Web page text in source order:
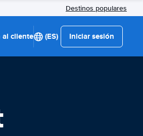
Destinos populares
cliente (ES) Iniciar sesión